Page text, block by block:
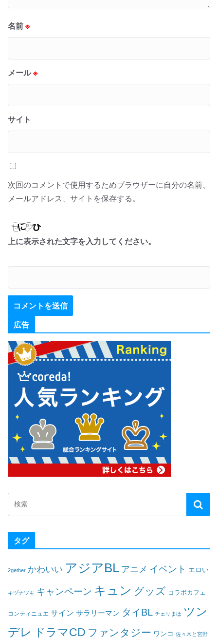
名前 ※
メール※
サイト
次回のコメントで使用するためブラウザーに自分の名前、
メールアドレス、サイトを保存する。
上に表示された文字を入力してください。
広告
タグ
2gether かわいい アジアBL アニメ イベント エロい
キヅナツキ キャンペーン キュン グッズ コラボカフェ
コンティニュエ サイン サラリーマン タイBL チェリまほ ツン
デレ ドラマCD ファンタジー ワンコ 佐々木と宮野